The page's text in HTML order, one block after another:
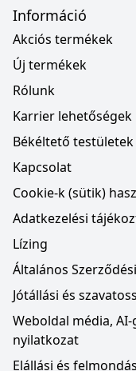
Információ
Akciós termékek
Új termékek
Rólunk
Karrier lehetőségek
Békéltető
Kapcsolat
Cookie-k (sütik)
Adatkezelési
Lízing
Általános
Jótállási és
Weboldal média,
nyilatkozat
Elállási és